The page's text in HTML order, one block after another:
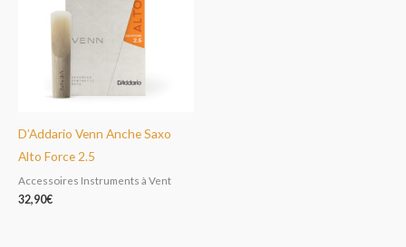
D’Addario Venn Anche Saxo
Alto Force 2.5
Accessoires Instruments à Vent
32,90€